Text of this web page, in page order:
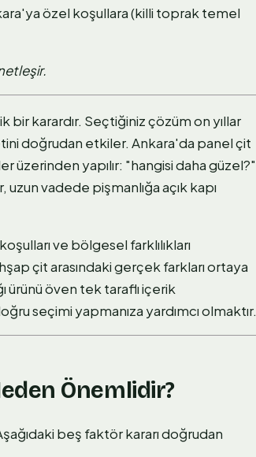
özel koşullara (killi toprak temel
bir karardır. Seçtiğiniz çözüm on yıllar
doğrudan etkiler. Ankara'da panel çit
üzerinden yapılır: "hangisi daha güzel?"
vadede pişmanlığa açık kapı
ve bölgesel farklılıkları
çit arasındaki gerçek farkları ortaya
ürünü öven tek taraflı içerik
seçimi yapmanıza yardımcı olmaktır.
Önemlidir?
beş faktör kararı doğrudan